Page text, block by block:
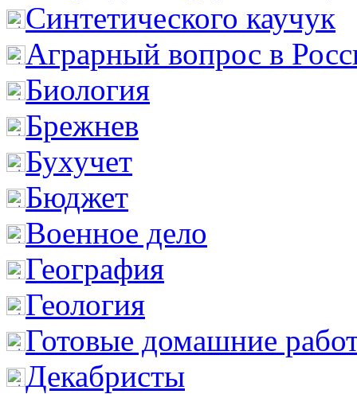
Cинтетического каучук
Аграрный вопрос в
Биология
Брежнев
Бухучет
Бюджет
Военное дело
География
Геология
Готовые домашние
Декабристы